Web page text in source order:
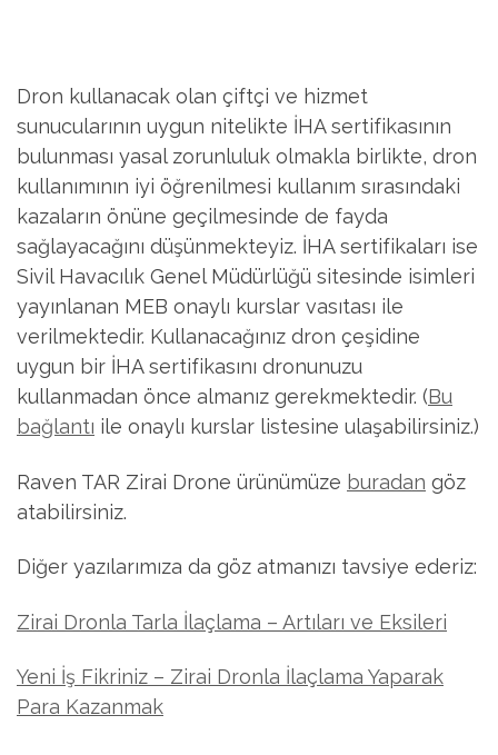
Dron kullanacak olan çiftçi ve hizmet
sunucularının uygun nitelikte İHA sertifikasının
bulunması yasal zorunluluk olmakla birlikte, dron
kullanımının iyi öğrenilmesi kullanım sırasındaki
kazaların önüne geçilmesinde de fayda
sağlayacağını düşünmekteyiz. İHA sertifikaları ise
Sivil Havacılık Genel Müdürlüğü sitesinde isimleri
yayınlanan MEB onaylı kurslar vasıtası ile
verilmektedir. Kullanacağınız dron çeşidine
uygun bir İHA sertifikasını dronunuzu
kullanmadan önce almanız gerekmektedir. (Bu
bağlantı ile onaylı kurslar listesine ulaşabilirsiniz.)
Raven TAR Zirai Drone ürünümüze buradan göz
atabilirsiniz.
Diğer yazılarımıza da göz atmanızı tavsiye ederiz:
Zirai Dronla Tarla İlaçlama – Artıları ve Eksileri
Yeni İş Fikriniz – Zirai Dronla İlaçlama Yaparak
Para Kazanmak